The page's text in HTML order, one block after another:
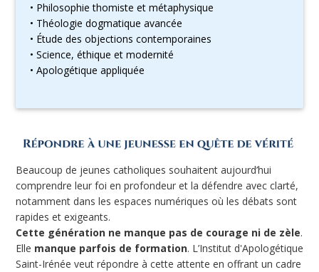
• Philosophie thomiste et métaphysique
• Théologie dogmatique avancée
• Étude des objections contemporaines
• Science, éthique et modernité
• Apologétique appliquée
Beaucoup de jeunes catholiques souhaitent aujourd’hui
comprendre leur foi en profondeur et la défendre avec clarté,
notamment dans les espaces numériques où les débats sont
rapides et exigeants.
Cette génération ne manque pas de courage ni de zèle.
Elle manque parfois de formation. L’Institut d'Apologétique
Saint-Irénée veut répondre à cette attente en offrant un cadre